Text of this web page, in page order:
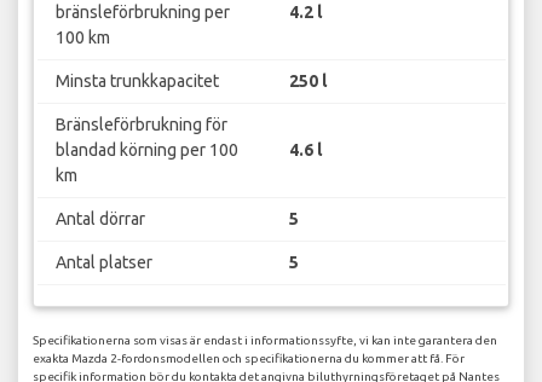
bränsleförbrukning per
100 km
4.2 l
Minsta trunkkapacitet 250 l
Bränsleförbrukning för
blandad körning per 100
km
4.6 l
Antal dörrar 5
Antal platser 5
Specifikationerna som visas är endast i informationssyfte, vi kan inte garantera den
exakta Mazda 2-fordonsmodellen och specifikationerna du kommer att få. För
specifik information bör du kontakta det angivna biluthyrningsföretaget på Nantes